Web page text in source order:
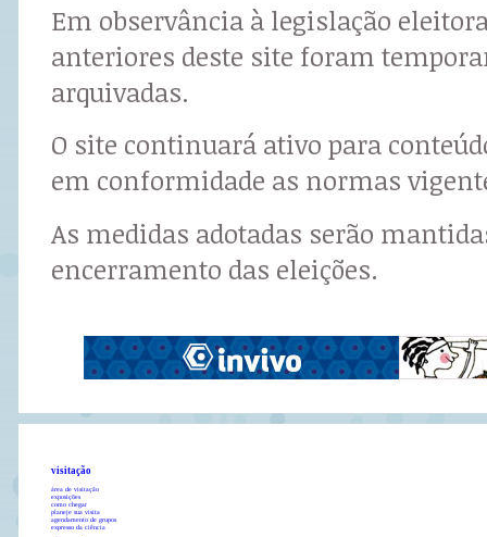
Em observância à legislação
anteriores deste site foram
arquivadas.
O site continuará ativo para
em conformidade as normas
As medidas adotadas serão
encerramento das eleições.
visitação
área de visitação
exposições
como chegar
planeje sua visita
agendamento de grupos
expresso da ciência